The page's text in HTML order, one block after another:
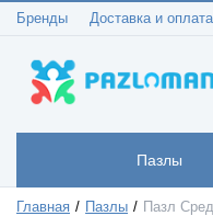
Бренды Доставка и оплата
Пазлы
Главная Пазлы Пазл